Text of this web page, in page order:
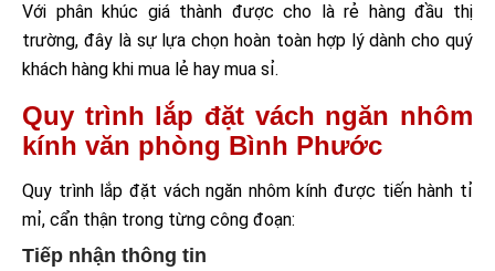
Với phân khúc giá thành được cho là rẻ hàng đầu thị
trường, đây là sự lựa chọn hoàn toàn hợp lý dành cho quý
khách hàng khi mua lẻ hay mua sỉ.
Quy trình lắp đặt vách ngăn nhôm
kính văn phòng Bình Phước
Quy trình lắp đặt vách ngăn nhôm kính được tiến hành tỉ
mỉ, cẩn thận trong từng công đoạn:
Tiếp nhận thông tin